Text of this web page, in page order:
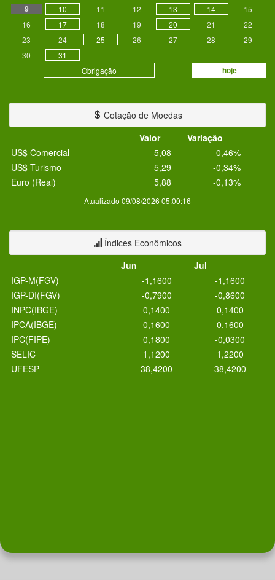
Obrigação hoje
9 10 11 12 13 14
15
16
17 18 19 20 21
22
23
24 25 26 27 28
29
30
31
Cotação de Moedas
Valor
Variação
Atualizado 09/08/2026 05:00:16
US$ Comercial 5,08
-0,46%
US$ Turismo
5,29
-0,34%
Euro (Real)
5,88 -0,13%
Índices Econômicos
Jun
Jul
IGP-M(FGV)
-1,1600
-1,1600
IGP-DI(FGV)
-0,7900
-0,8600
INPC(IBGE)
0,1400
0,1400
IPCA(IBGE)
0,1600
0,1600
IPC(FIPE)
0,1800
-0,0300
SELIC
1,1200
1,2200
UFESP
38,4200 38,4200